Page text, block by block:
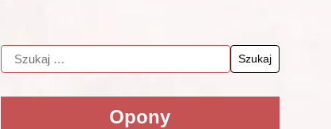
Opony